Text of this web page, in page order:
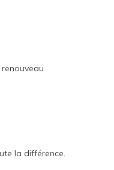
la différence.